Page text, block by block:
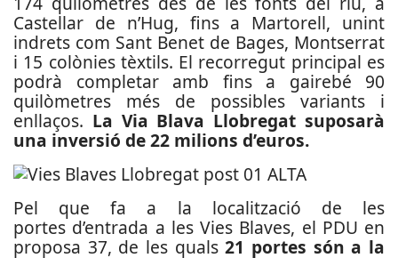
Castellar de n’Hug, fins a Martorell, unint
indrets com Sant Benet de Bages, Montserrat
i 15 colònies tèxtils. El recorregut principal es
podrà completar amb fins a gairebé 90
quilòmetres més de possibles variants i
enllaços. La Via Blava Llobregat suposarà
una inversió de 22 milions d’euros.
Pel que fa a la localització de les
portes d’entrada a les Vies Blaves, el PDU en
proposa 37, de les quals21 portes són a la